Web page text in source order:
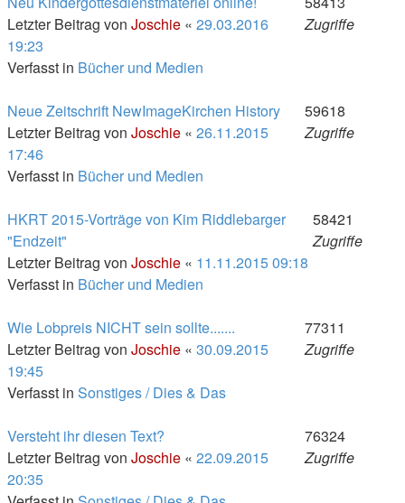
Letzter Beitrag von Joschie « 29.03.2016
19:23
Verfasst in Bücher und Medien
Zugriffe
Neue Zeitschrift NewImageKirchen History
Letzter Beitrag von Joschie « 26.11.2015
17:46
Verfasst in Bücher und Medien
59618
Zugriffe
HKRT 2015-Vorträge von Kim Riddlebarger
"Endzeit"
Letzter Beitrag von Joschie « 11.11.2015 09:18
Verfasst in Bücher und Medien
58421
Zugriffe
Wie Lobpreis NICHT sein sollte.......
Letzter Beitrag von Joschie « 30.09.2015
19:45
Verfasst in Sonstiges / Dies & Das
77311
Zugriffe
Versteht ihr diesen Text?
Letzter Beitrag von Joschie « 22.09.2015
20:35
76324
Zugriffe